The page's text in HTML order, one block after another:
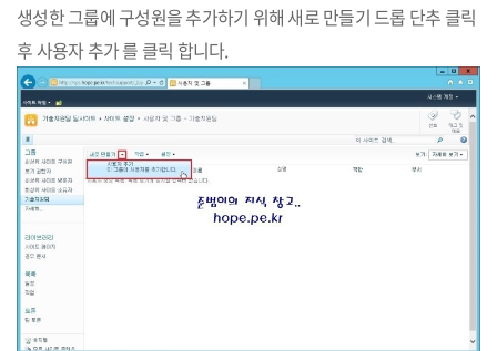
생성한 그룹에 구성원을 추가하기 위해 새로 만들기 드롭 단추 클릭
후 사용자 추가 를 클릭 합니다.​